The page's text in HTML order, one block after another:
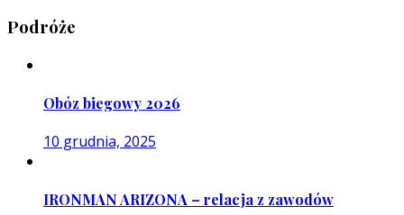
Podróże
Obóz biegowy 2026
10 grudnia, 2025
IRONMAN ARIZONA – relacja z zawodów